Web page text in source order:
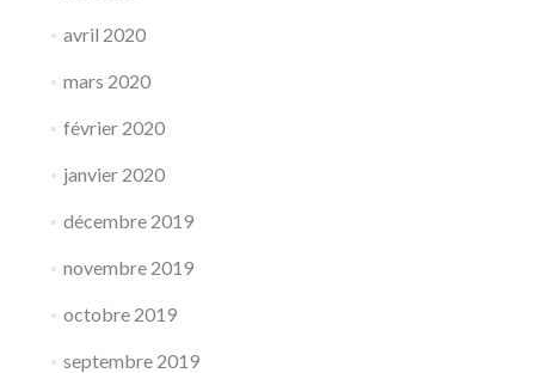
avril 2020
mars 2020
février 2020
janvier 2020
décembre 2019
novembre 2019
octobre 2019
septembre 2019